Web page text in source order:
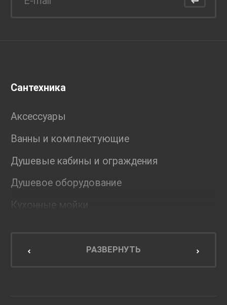
Сантехника
Аксессуары
Ванны и комплектующие
Душевые кабины и ограждения
Душевое оборудование
Кухонные мойки
Мебель для кухниРАЗВЕРНУТЬ